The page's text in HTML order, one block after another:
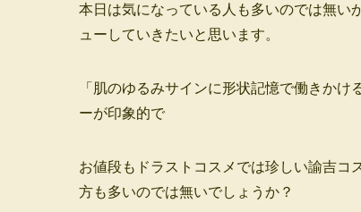
本日は気になっている人も多いのでは無い
ューしていきたいと思います。
「肌のゆるみサインに形状記憶で働きか
ーが印象的で
お値段もドラストコスメでは珍しい諭吉コ
方も多いのでは無いでしょうか？